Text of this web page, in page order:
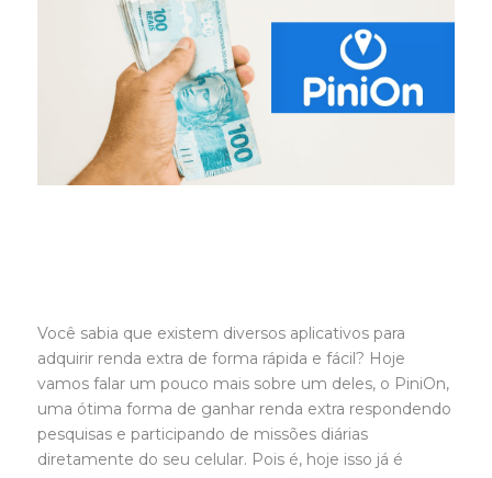
Você sabia que existem diversos aplicativos para
adquirir renda extra de forma rápida e fácil? Hoje
vamos falar um pouco mais sobre um deles, o PiniOn,
uma ótima forma de ganhar renda extra respondendo
pesquisas e participando de missões diárias
diretamente do seu celular. Pois é, hoje isso já é